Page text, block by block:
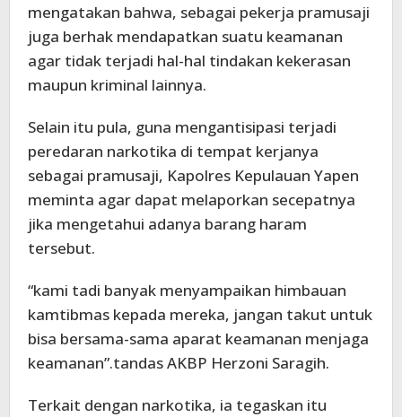
mengatakan bahwa, sebagai pekerja pramusaji
juga berhak mendapatkan suatu keamanan
agar tidak terjadi hal-hal tindakan kekerasan
maupun kriminal lainnya.
Selain itu pula, guna mengantisipasi terjadi
peredaran narkotika di tempat kerjanya
sebagai pramusaji, Kapolres Kepulauan Yapen
meminta agar dapat melaporkan secepatnya
jika mengetahui adanya barang haram
tersebut.
“kami tadi banyak menyampaikan himbauan
kamtibmas kepada mereka, jangan takut untuk
bisa bersama-sama aparat keamanan menjaga
keamanan”.tandas AKBP Herzoni Saragih.
Terkait dengan narkotika, ia tegaskan itu